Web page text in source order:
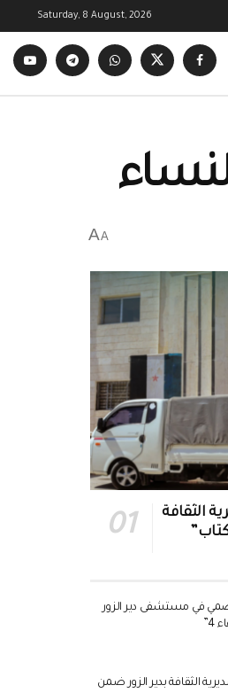
Saturday, 8 August, 2026
A
A
الثقافة
هضمي في مستشفى دير الزور
مديرية الثقافة بدير الزور ضمن